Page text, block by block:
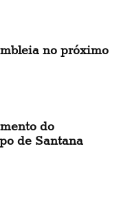
no próximo
do
de Santana